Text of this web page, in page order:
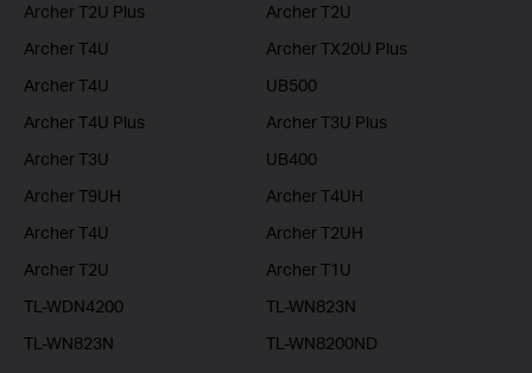
Archer T2U Plus
Archer T2U
Archer T4U
Archer TX20U Plus
Archer T4U
UB500
Archer T4U Plus
Archer T3U Plus
Archer T3U
UB400
Archer T9UH
Archer T4UH
Archer T4U
Archer T2UH
Archer T2U
Archer T1U
TL-WDN4200
TL-WN823N
TL-WN823N
TL-WN8200ND